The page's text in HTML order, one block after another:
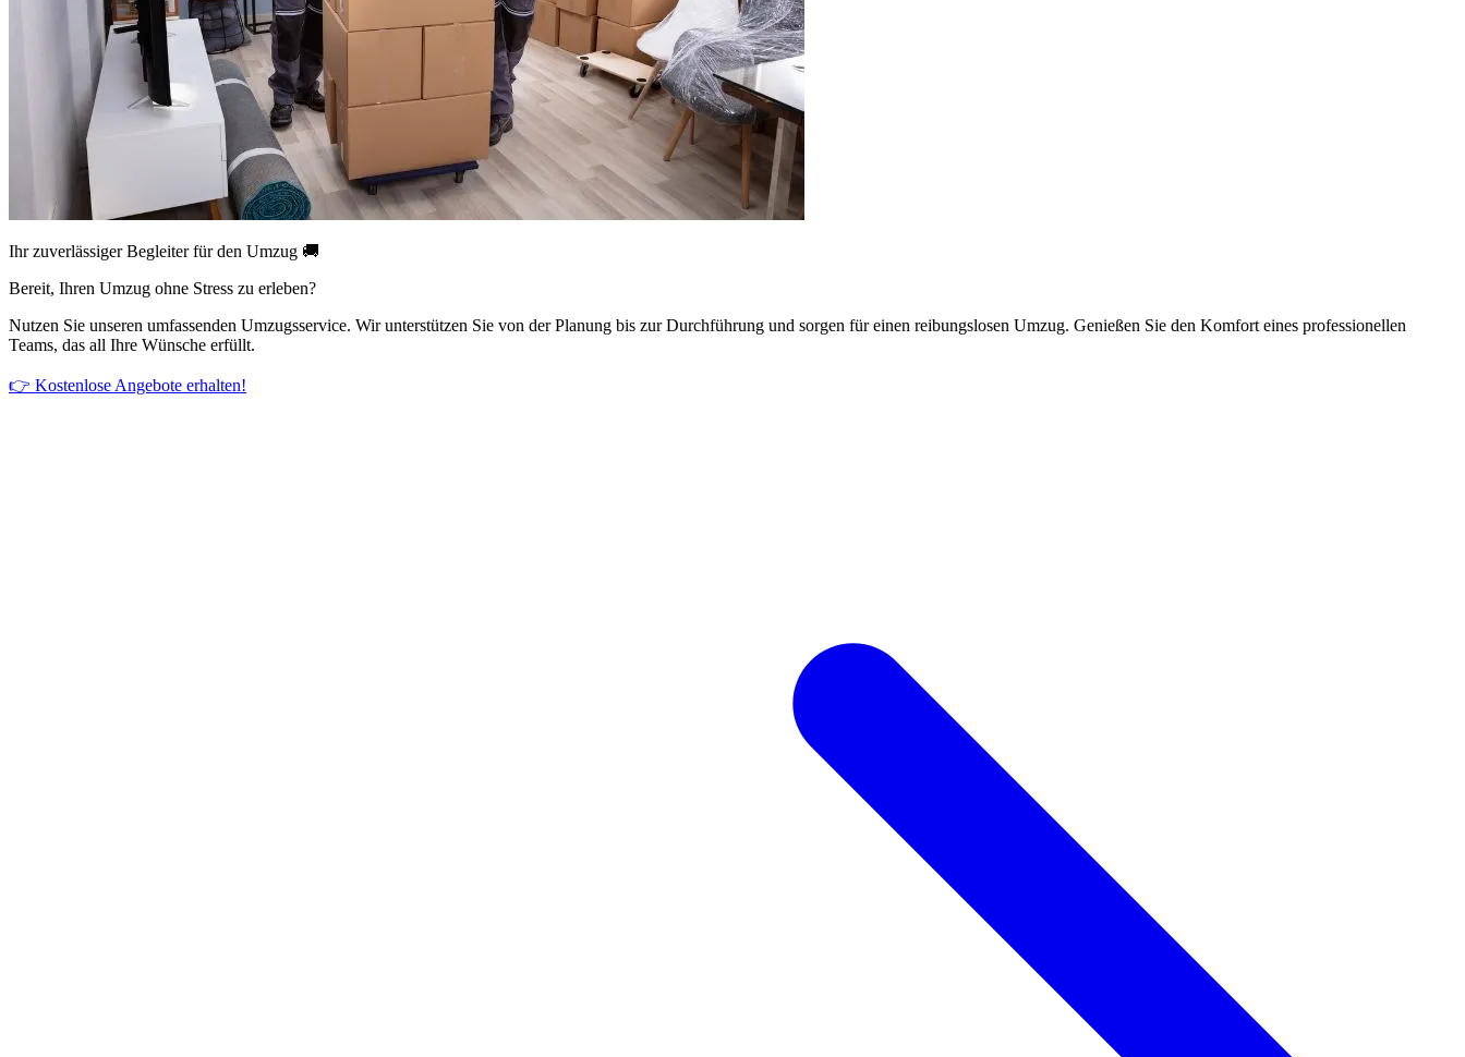
Ihr zuverlässiger Begleiter für den Umzug 🚚
Bereit, Ihren Umzug ohne Stress zu erleben?
Nutzen Sie unseren umfassenden Umzugsservice. Wir unterstützen Sie von der Planung bis zur Durchführung und sorgen für einen reibungslosen Umzug. Genießen Sie den Komfort eines professionellen
Teams, das all Ihre Wünsche erfüllt.
👉 Kostenlose Angebote erhalten!